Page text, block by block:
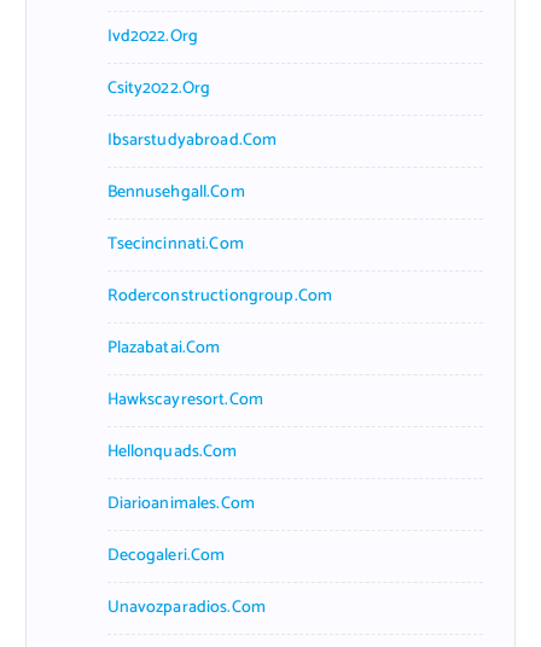
Ivd2022.org
Csity2022.org
Ibsarstudyabroad.com
Bennusehgall.com
Tsecincinnati.com
Roderconstructiongroup.com
Plazabatai.com
Hawkscayresort.com
Hellonquads.com
Diarioanimales.com
Decogaleri.com
Unavozparadios.com